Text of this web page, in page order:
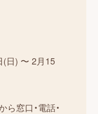
日) 〜 2月15
窓口・電話・